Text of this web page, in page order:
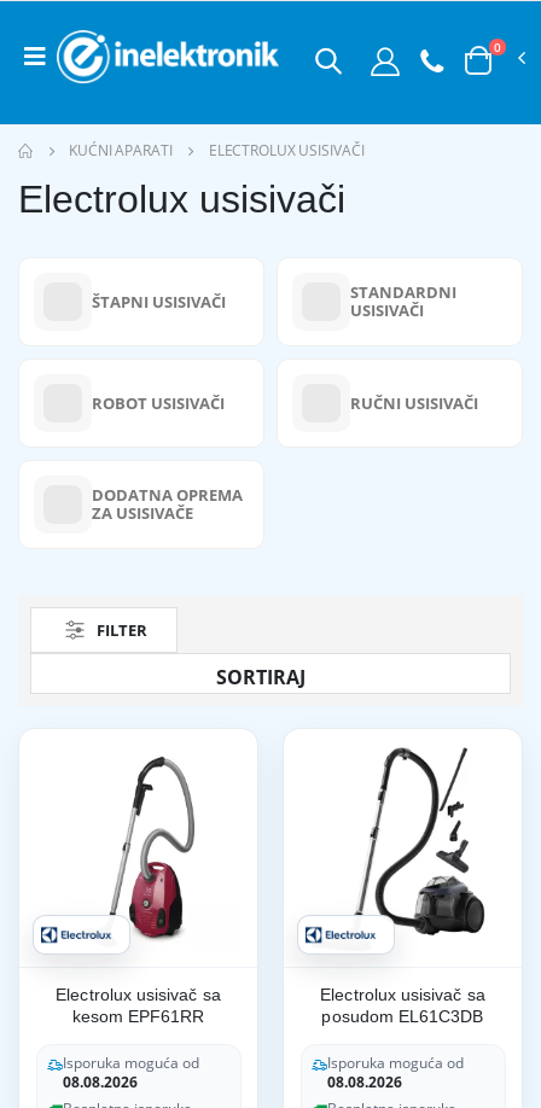
0
KUĆNI APARATI ELECTROLUX USISIVAČI
Electrolux usisivači
ŠTAPNI USISIVAČI
STANDARDNI
USISIVAČI
ROBOT USISIVAČI RUČNI USISIVAČI
DODATNA OPREMA
ZA USISIVAČE
FILTER
Electrolux usisivač sa
kesom EPF61RR
Isporuka moguća od
08.08.2026
Electrolux usisivač sa
posudom EL61C3DB
Isporuka moguća od
08.08.2026